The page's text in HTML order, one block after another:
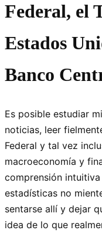
Federal, el
Estados
Banco
Es posible estudiar
noticias, leer
Federal y tal vez
macroeconomía y
comprensión
estadísticas no
sentarse allí y dejar
idea de lo que